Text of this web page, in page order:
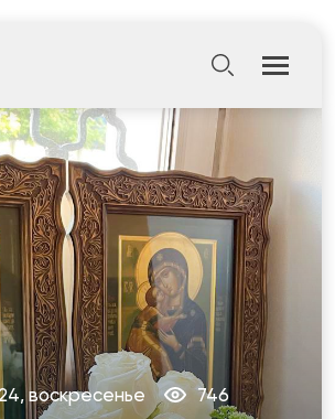
воскресенье 746